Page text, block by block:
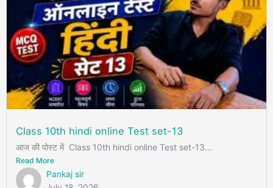
Class 10th hindi online Test set-13
आज की पोस्ट में Class 10th hindi online Test set-13...
Read More
Pankaj sir